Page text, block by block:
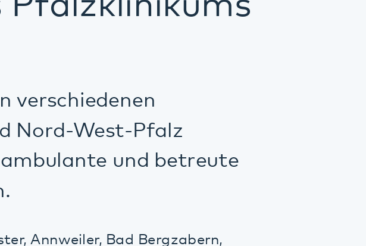
West-Pfalz
und betreute
Bad Bergzabern,
Pfalzklinikums. Rockenhausen,